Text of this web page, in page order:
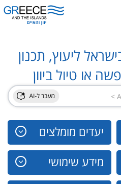
ליעוץ, תכנון
או טיול ביוון
יעדים מומלצים
מידע שימושי